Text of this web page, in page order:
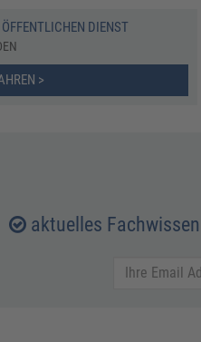
DIENST
>
aktuelles Fachwissen